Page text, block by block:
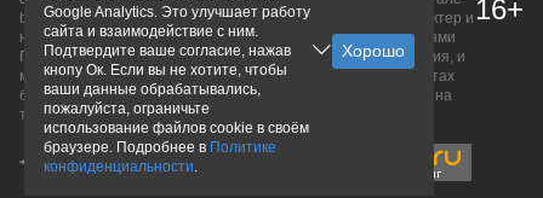
bankinform.ru, носит исключительно ознакомительный характер и
не является публичной офертой, определяемой положениями
ГК РФ. Информация не содержит точного и полного описания, и
может быть изменена. Конечные условия уточняйте на сайтах
банков или при личном обращении. Исключительное право на
товарные знаки принадлежит их правообладателям.
16+
Google Analytics. Это улучшает работу
сайта и взаимодействие с ним.
Подтвердите ваше согласие, нажав
кнопу Ок. Если вы не хотите, чтобы
ваши данные обрабатывались,
пожалуйста, ограничьте
использование файлов cookie в своём
браузере. Подробнее в Политике
конфиденциальности.